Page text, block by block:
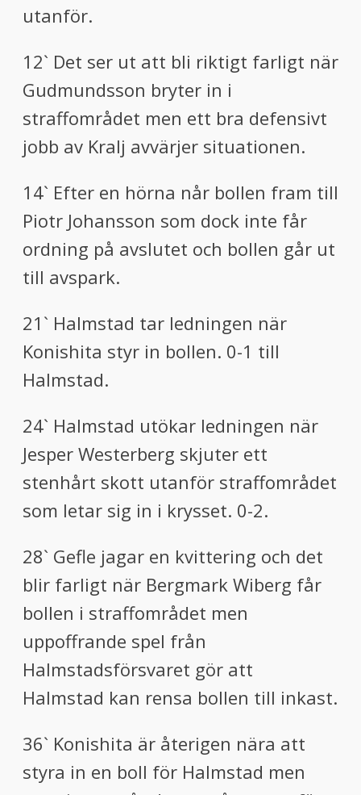
utanför.
12` Det ser ut att bli riktigt farligt när
Gudmundsson bryter in i
straffområdet men ett bra defensivt
jobb av Kralj avvärjer situationen.
14` Efter en hörna når bollen fram till
Piotr Johansson som dock inte får
ordning på avslutet och bollen går ut
till avspark.
21` Halmstad tar ledningen när
Konishita styr in bollen. 0-1 till
Halmstad.
24` Halmstad utökar ledningen när
Jesper Westerberg skjuter ett
stenhårt skott utanför straffområdet
som letar sig in i krysset. 0-2.
28` Gefle jagar en kvittering och det
blir farligt när Bergmark Wiberg får
bollen i straffområdet men
uppoffrande spel från
Halmstadsförsvaret gör att
Halmstad kan rensa bollen till inkast.
36` Konishita är återigen nära att
styra in en boll för Halmstad men